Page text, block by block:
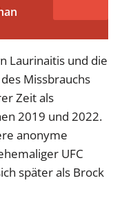
Laurinaitis und die
Missbrauchs
Zeit als
2019 und 2022.
anonyme
UFC
später als Brock